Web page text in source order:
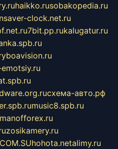
haikko.rusobakopedia.ru
clock.net.ru
7bit.pp.rukalugatur.ru
схема-авто.рф
music8.spb.ru
zosikamery.ru
hohota.netalimy.ru